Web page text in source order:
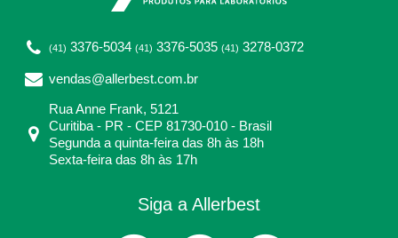
(41) 3376-5034 (41) 3376-5035 (41) 3278-0372
vendas@allerbest.com.br
Rua Anne Frank, 5121
Curitiba - PR - CEP 81730-010 - Brasil
Segunda a quinta-feira das 8h às 18h
Sexta-feira das 8h às 17h
Siga a Allerbest